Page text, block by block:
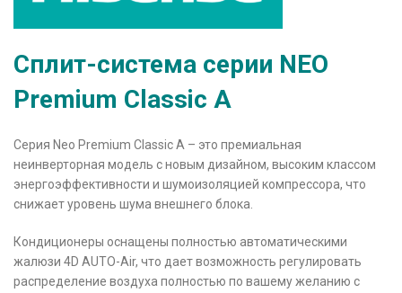
Сплит-система серии NEO
Premium Classic A
Серия Neo Premium Classic A – это премиальная
неинверторная модель с новым дизайном, высоким классом
энергоэффективности и шумоизоляцией компрессора, что
снижает уровень шума внешнего блока.
Кондиционеры оснащены полностью автоматическими
жалюзи 4D AUTO-Air, что дает возможность регулировать
распределение воздуха полностью по вашему желанию с